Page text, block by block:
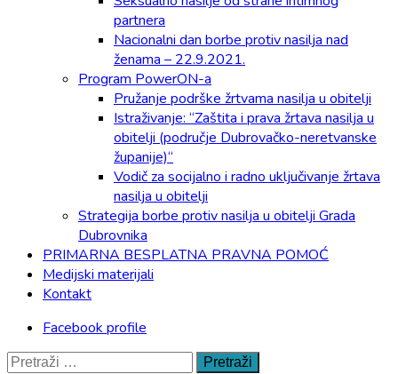
partnera
Nacionalni dan borbe protiv nasilja nad
ženama – 22.9.2021.
Program PowerON-a
Pružanje podrške žrtvama nasilja u obitelji
Istraživanje: “Zaštita i prava žrtava nasilja u
obitelji (područje Dubrovačko-neretvanske
županije)“
Vodič za socijalno i radno uključivanje žrtava
nasilja u obitelji
Strategija borbe protiv nasilja u obitelji Grada
Dubrovnika
PRIMARNA BESPLATNA PRAVNA POMOĆ
Medijski materijali
Kontakt
Facebook profile
Pretraži: